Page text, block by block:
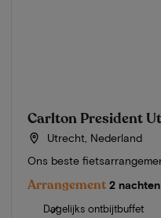
Carlton President
Utrecht, Nederland
Ons beste
Arrangement 2
Dagelijks ontbijtbuffet